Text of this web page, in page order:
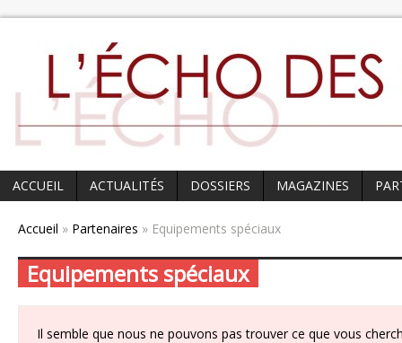
ACCUEIL ACTUALITÉS DOSSIERS MAGAZINES
Accueil » Partenaires » Equipements spéciaux
Equipements spéciaux
Il semble que nous ne pouvons pas trouver ce que vous